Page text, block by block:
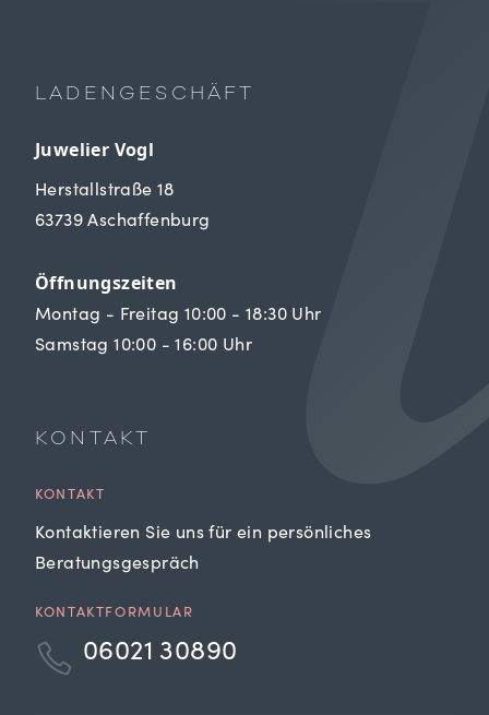
LADENGESCHÄFT
Juwelier Vogl
Herstallstraße 18
63739 Aschaffenburg
Öffnungszeiten
Montag - Freitag 10:00 - 18:30 Uhr
Samstag 10:00 - 16:00 Uhr
KONTAKT
KONTAKT
Kontaktieren Sie uns für ein persönliches
Beratungsgespräch
KONTAKTFORMULAR
06021 30890